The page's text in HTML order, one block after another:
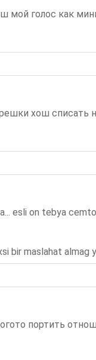
мой голос как
хош списать
esli on tebya
bir maslahat almag
портить